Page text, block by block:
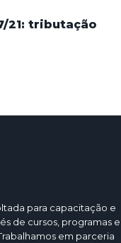
21: tributação
para capacitação e
de cursos, programas e
em parceria